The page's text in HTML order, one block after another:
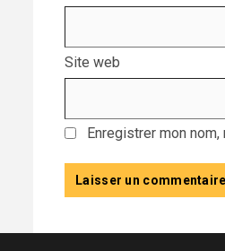
Site web
Enregistrer mon